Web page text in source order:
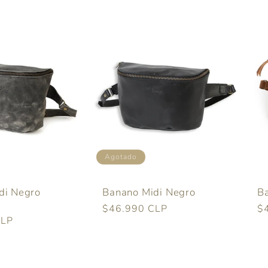
Negro
Agotado
Banano Midi Negro
Precio
$46.990 CLP